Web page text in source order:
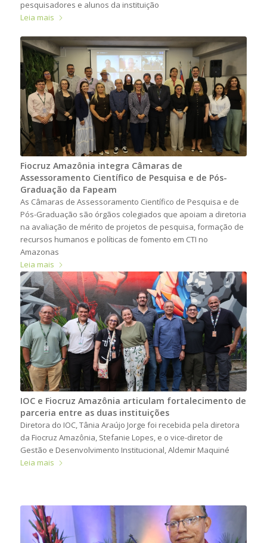
pesquisadores e alunos da instituição
Leia mais
Fiocruz Amazônia integra Câmaras de
Assessoramento Científico de Pesquisa e de Pós-
Graduação da Fapeam
As Câmaras de Assessoramento Científico de Pesquisa e de
Pós-Graduação são órgãos colegiados que apoiam a diretoria
na avaliação de mérito de projetos de pesquisa, formação de
recursos humanos e políticas de fomento em CTI no
Amazonas
Leia mais
IOC e Fiocruz Amazônia articulam fortalecimento de
parceria entre as duas instituições
Diretora do IOC, Tânia Araújo Jorge foi recebida pela diretora
da Fiocruz Amazônia, Stefanie Lopes, e o vice-diretor de
Gestão e Desenvolvimento Institucional, Aldemir Maquiné
Leia mais